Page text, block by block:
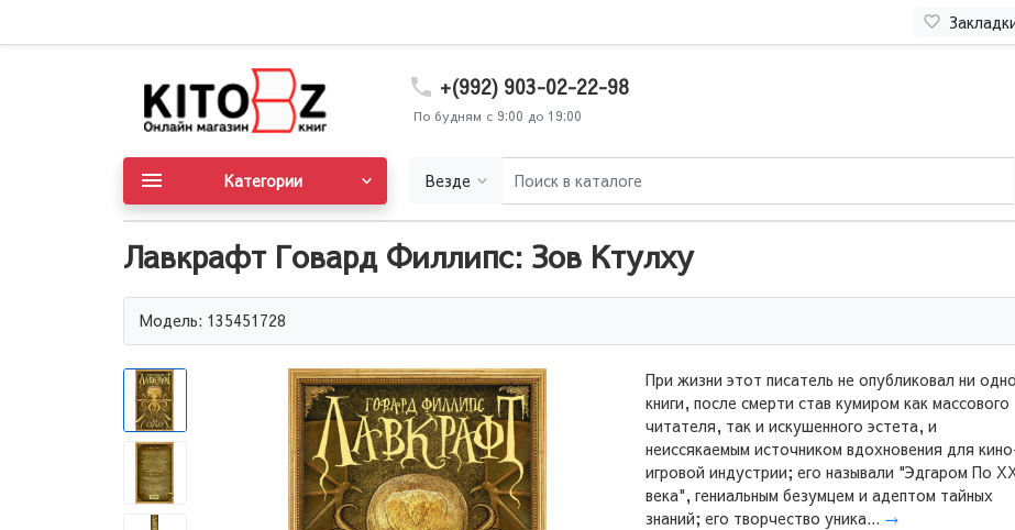
+(992) 903-02-22-98
По будням с 9:00 до 19:00
Везде
Категории
Лавкрафт Говард Филлипс: Зов Ктулху
Модель: 135451728
При жизни этот писатель не опубликовал ни
книги, после смерти став кумиром как массового
читателя, так и искушенного эстета, и
неиссякаемым источником вдохновения для
игровой индустрии; его называли "Эдгаром По
века", гениальным безумцем и адептом тайных
знаний; его творчество уника... →